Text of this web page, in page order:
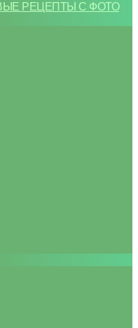
РЕЦЕПТЫ С ФОТО